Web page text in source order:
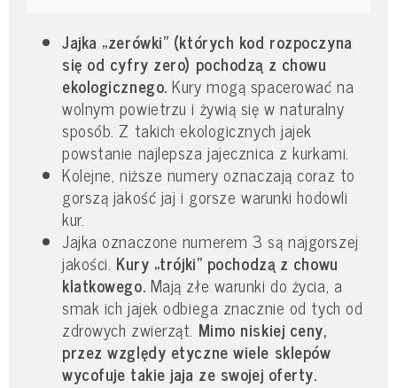
Jajka „zerówki” (których kod rozpoczyna
się od cyfry zero) pochodzą z chowu
ekologicznego. Kury mogą spacerować na
wolnym powietrzu i żywią się w naturalny
sposób. Z takich ekologicznych jajek
powstanie najlepsza jajecznica z kurkami.
Kolejne, niższe numery oznaczają coraz to
gorszą jakość jaj i gorsze warunki hodowli
kur.
Jajka oznaczone numerem 3 są najgorszej
jakości. Kury „trójki” pochodzą z chowu
klatkowego. Mają złe warunki do życia, a
smak ich jajek odbiega znacznie od tych od
zdrowych zwierząt. Mimo niskiej ceny,
przez względy etyczne wiele sklepów
wycofuje takie jaja ze swojej oferty.